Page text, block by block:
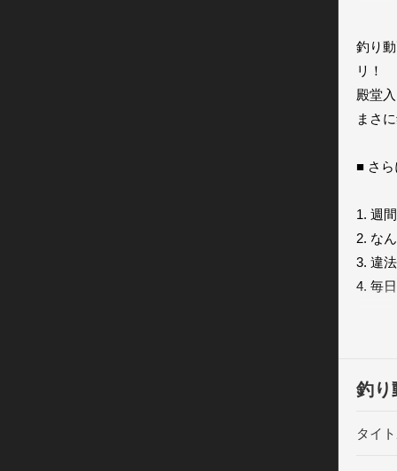
釣り
リ！
殿堂
まさ
■ さ
1. 週
2. な
3. 違
4. 毎
いっ
釣り
タイ